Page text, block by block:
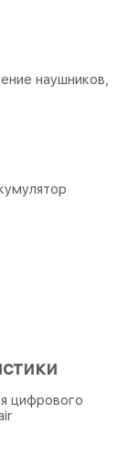
наушников,
цифрового